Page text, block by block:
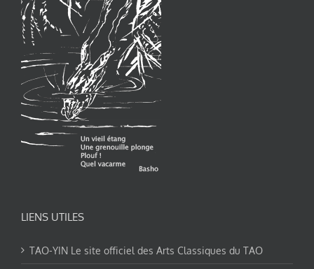
LIENS UTILES
TAO-YIN Le site officiel des Arts Classiques du TAO